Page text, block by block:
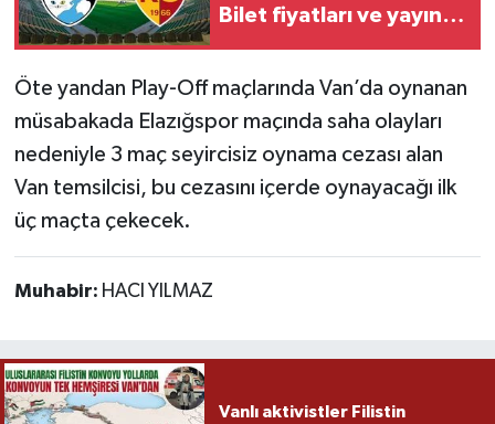
Bilet fiyatları ve yayıncı
Öte yandan Play-Off maçlarında Van’da oynanan
müsabakada Elazığspor maçında saha olayları
nedeniyle 3 maç seyircisiz oynama cezası alan
Van temsilcisi, bu cezasını içerde oynayacağı ilk
üç maçta çekecek.
Muhabir: HACI YILMAZ
Vanlı aktivistler Filistin